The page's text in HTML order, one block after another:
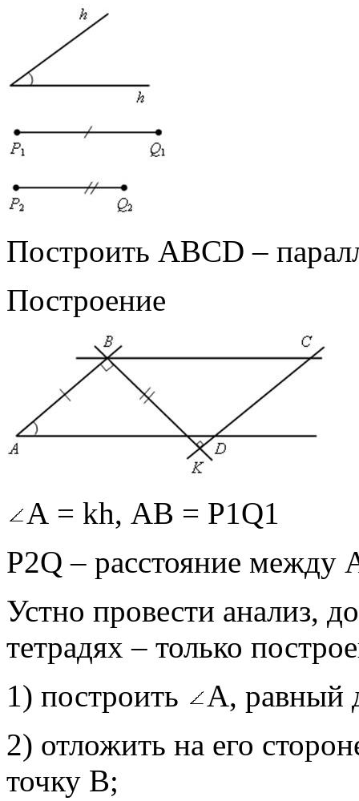
Построить АВСD –
Построение
А = kh, АВ = Р1Q1
P2Q – расстояние
Устно провести анализ,
тетрадях – только
1) построить
А, равный
2) отложить на его
точку В;